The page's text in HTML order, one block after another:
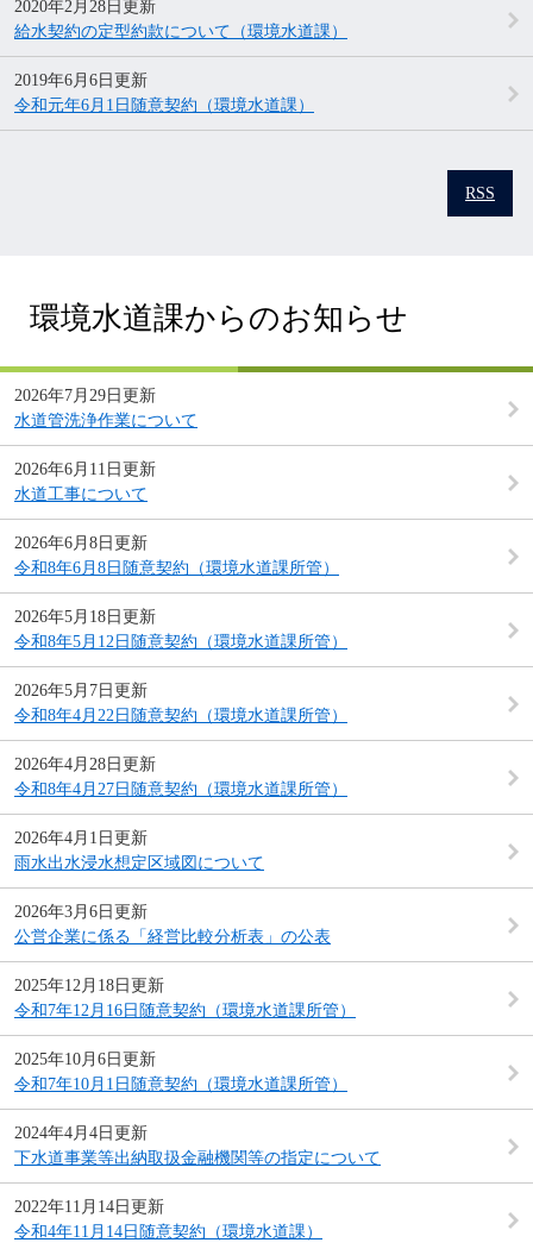
2020年2月28日更新
給水契約の定型約款について（環境水道課）
2019年6月6日更新
令和元年6月1日随意契約（環境水道課）
RSS
環境水道課からのお知らせ
2026年7月29日更新
水道管洗浄作業について
2026年6月11日更新
水道工事について
2026年6月8日更新
令和8年6月8日随意契約（環境水道課所管）
2026年5月18日更新
令和8年5月12日随意契約（環境水道課所管）
2026年5月7日更新
令和8年4月22日随意契約（環境水道課所管）
2026年4月28日更新
令和8年4月27日随意契約（環境水道課所管）
2026年4月1日更新
雨水出水浸水想定区域図について
2026年3月6日更新
公営企業に係る「経営比較分析表」の公表
2025年12月18日更新
令和7年12月16日随意契約（環境水道課所管）
2025年10月6日更新
令和7年10月1日随意契約（環境水道課所管）
2024年4月4日更新
下水道事業等出納取扱金融機関等の指定について
2022年11月14日更新
令和4年11月14日随意契約（環境水道課）